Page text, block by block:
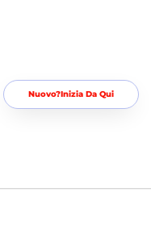
Nuovo?Inizia Da Qui